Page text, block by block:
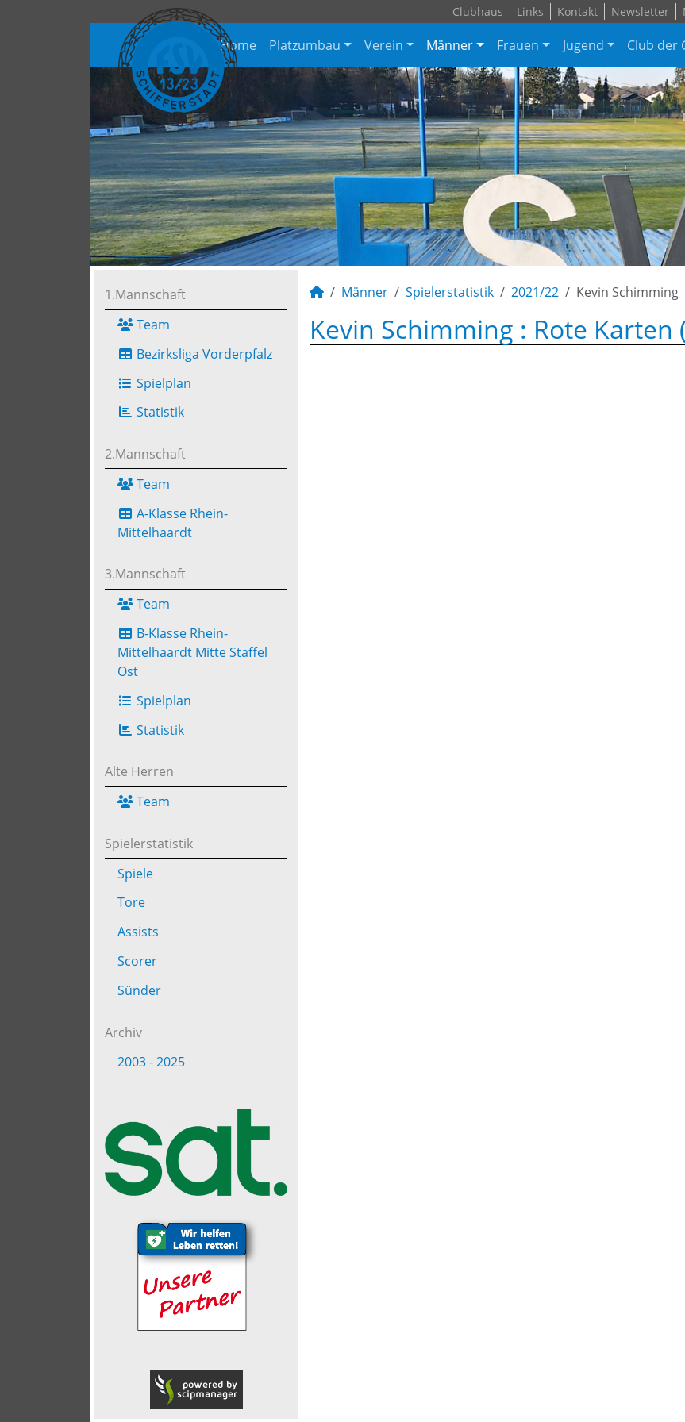
Clubhaus Links Kontakt Newsletter
Home Platzumbau Verein Männer Frauen Jugend Club der
1.Mannschaft
Team
Bezirksliga Vorderpfalz
Spielplan
Statistik
2.Mannschaft
Team
A-Klasse Rhein-
Mittelhaardt
3.Mannschaft
Team
B-Klasse Rhein-
Mittelhaardt Mitte Staffel
Ost
Spielplan
Statistik
Alte Herren
Team
Spielerstatistik
Spiele
Tore
Assists
Scorer
Sünder
Archiv
2003 - 2025
Männer Spielerstatistik 2021/22 Kevin Schimming
Kevin Schimming : Rote Karten